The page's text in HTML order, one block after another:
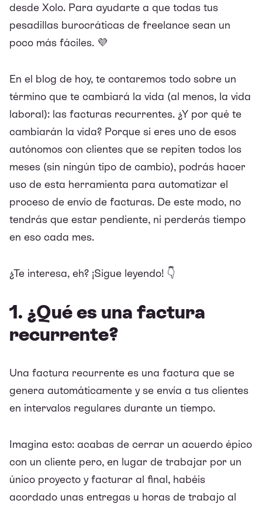
desde Xolo. Para ayudarte a que todas tus
pesadillas burocráticas de freelance sean un
poco más fáciles. 💜
En el blog de hoy, te contaremos todo sobre un
término que te cambiará la vida (al menos, la vida
laboral): las facturas recurrentes. ¿Y por qué te
cambiarán la vida? Porque si eres uno de esos
autónomos con clientes que se repiten todos los
meses (sin ningún tipo de cambio), podrás hacer
uso de esta herramienta para automatizar el
proceso de envío de facturas. De este modo, no
tendrás que estar pendiente, ni perderás tiempo
en eso cada mes.
¿Te interesa, eh? ¡Sigue leyendo! 👇
1. ¿Qué es una factura
recurrente?
Una factura recurrente es una factura que se
genera automáticamente y se envía a tus clientes
en intervalos regulares durante un tiempo.
Imagina esto: acabas de cerrar un acuerdo épico
con un cliente pero, en lugar de trabajar por un
único proyecto y facturar al final, habéis
acordado unas entregas u horas de trabajo al